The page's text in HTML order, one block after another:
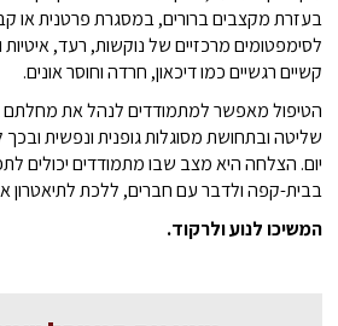
בעזרת מקצבים ברורים, במסגרת פרטנית או
לסימפטומים מרכזיים של נוקשות, רעד, איטיות
קשיים רגשיים כמו דיכאון, חרדה וחוסר אונים.
הטיפול מאפשר למתמודדים לנהל את מחלתם
שליטה ובתחושת מסוגלות גופנית ונפשית
יום. הצלחה היא מצב שבו מתמודדים יכולים
בבית-קפה ולדבר עם חברים, ללכת לתיאטרון
המשיכו לנוע ולרקוד.